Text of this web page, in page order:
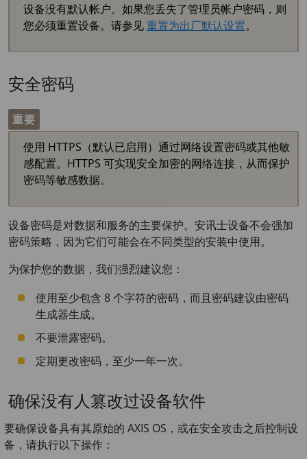
设备没有默认帐户。如果您丢失了管理员帐户密码，则
您必须重置设备。请参见重置为出厂默认设置。
安全密码
重要
使用 HTTPS（默认已启用）通过网络设置密码或其他敏
感配置。HTTPS 可实现安全加密的网络连接，从而保护
密码等敏感数据。
设备密码是对数据和服务的主要保护。安讯士设备不会强加
密码策略，因为它们可能会在不同类型的安装中使用。
为保护您的数据，我们强烈建议您：
使用至少包含 8 个字符的密码，而且密码建议由密码
生成器生成。
不要泄露密码。
定期更改密码，至少一年一次。
确保没有人篡改过设备软件
要确保设备具有其原始的 AXIS OS，或在安全攻击之后控制设
备，请执行以下操作：